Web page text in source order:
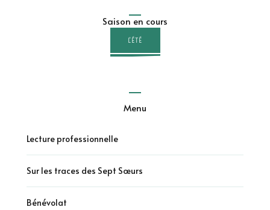
Saison en cours
L'ÉTÉ
Menu
Lecture professionnelle
Sur les traces des Sept Sœurs
Bénévolat